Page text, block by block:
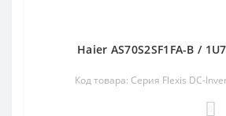
Haier AS70S2SF1FA-B /
Код товара: Серия Flexis DC-